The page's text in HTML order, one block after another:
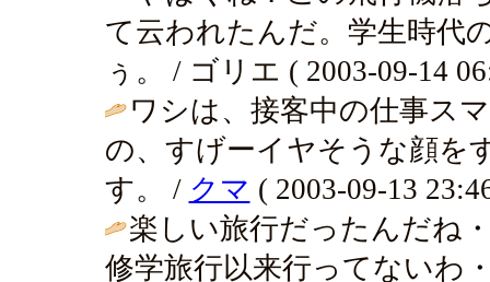
て云われたんだ。学生時代
ぅ。 / ゴリエ ( 2003-09-14
ワシは、接客中の仕事ス
の、すげーイヤそうな顔を
す。 / クマ ( 2003-09-13
楽しい旅行だったんだね
修学旅行以来行ってないわ